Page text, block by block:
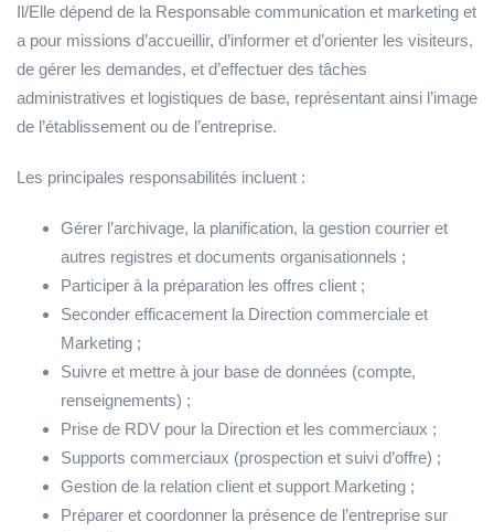
Il/Elle dépend de la Responsable communication et marketing et
a pour missions d’accueillir, d’informer et d’orienter les visiteurs,
de gérer les demandes, et d’effectuer des tâches
administratives et logistiques de base, représentant ainsi l’image
de l’établissement ou de l’entreprise.
Les principales responsabilités incluent :
Gérer l’archivage, la planification, la gestion courrier et
autres registres et documents organisationnels ;
Participer à la préparation les offres client ;
Seconder efficacement la Direction commerciale et
Marketing ;
Suivre et mettre à jour base de données (compte,
renseignements) ;
Prise de RDV pour la Direction et les commerciaux ;
Supports commerciaux (prospection et suivi d’offre) ;
Gestion de la relation client et support Marketing ;
Préparer et coordonner la présence de l’entreprise sur